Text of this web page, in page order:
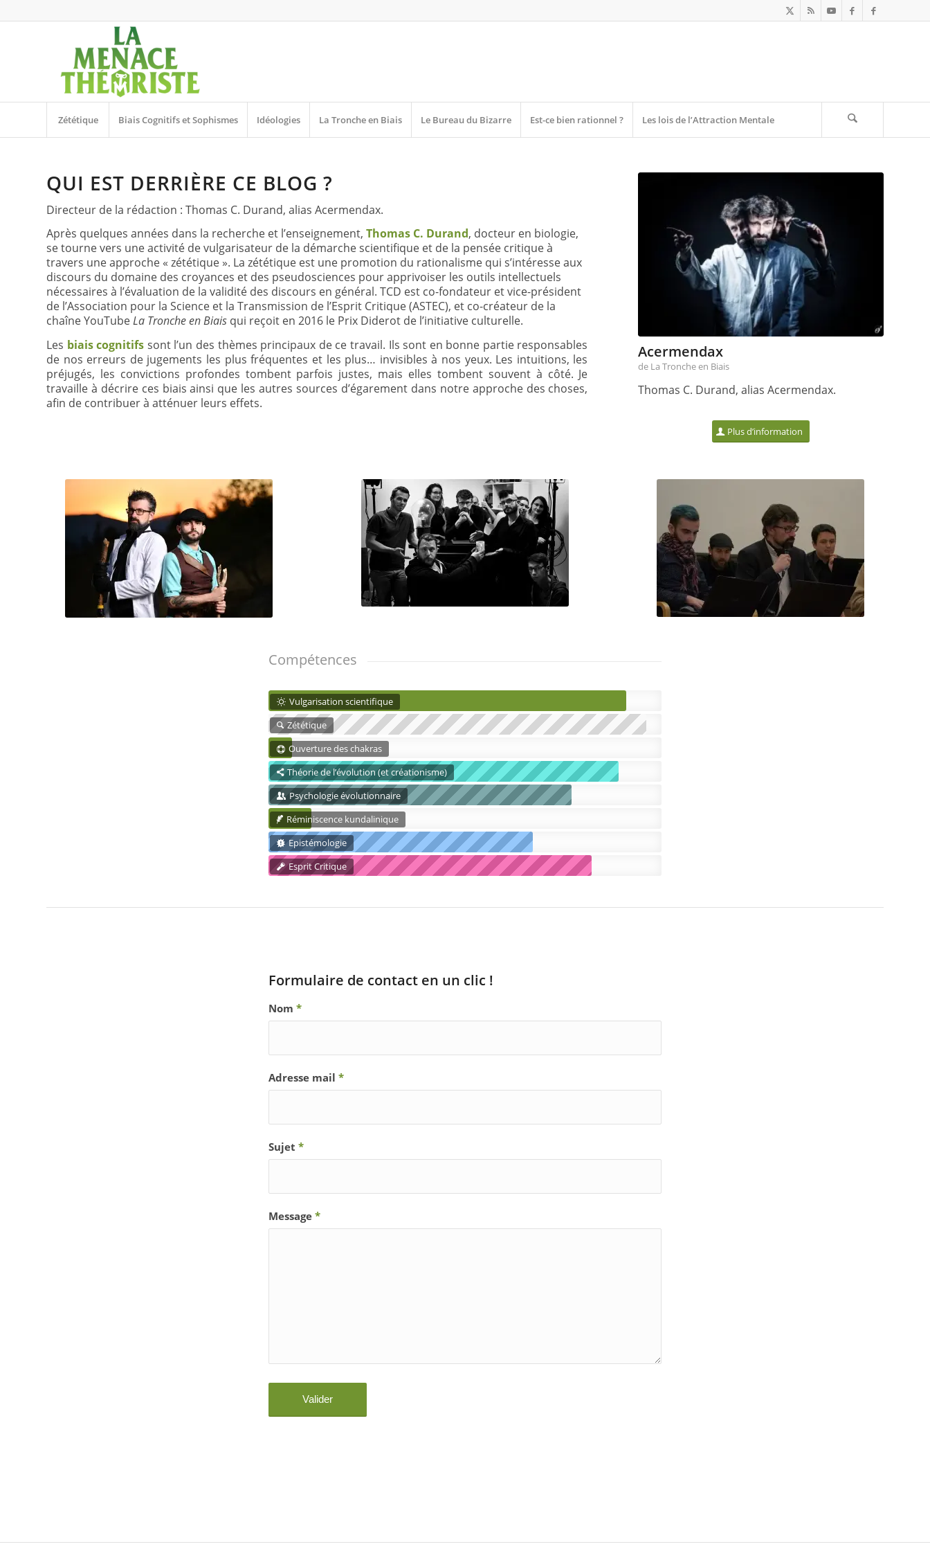
Zététique Biais Cognitifs et Sophismes Idéologies La Tronche en Biais Le Bureau du Bizarre Est-ce bien rationnel ? Les lois de l’Attraction Mentale
QUI EST DERRIÈRE CE BLOG ?
Directeur de la rédaction : Thomas C. Durand, alias Acermendax.
Après quelques années dans la recherche et l’enseignement, Thomas C. Durand, docteur en biologie,
se tourne vers une activité de vulgarisateur de la démarche scientifique et de la pensée critique à
travers une approche « zététique ». La zététique est une promotion du rationalisme qui s’intéresse aux
discours du domaine des croyances et des pseudosciences pour apprivoiser les outils intellectuels
nécessaires à l’évaluation de la validité des discours en général. TCD est co-fondateur et vice-président
de l’Association pour la Science et la Transmission de l’Esprit Critique (ASTEC), et co-créateur de la
chaîne YouTubeLa Tronche en Biais qui reçoit en 2016 le Prix Diderot de l’initiative culturelle.
Les biais cognitifs sont l’un des thèmes principaux de ce travail. Ils sont en bonne partie responsables
de nos erreurs de jugements les plus fréquentes et les plus… invisibles à nos yeux. Les intuitions, les
préjugés, les convictions profondes tombent parfois justes, mais elles tombent souvent à côté. Je
travaille à décrire ces biais ainsi que les autres sources d’égarement dans notre approche des choses,
afin de contribuer à atténuer leurs effets.
Acermendax
de La Tronche en Biais
Thomas C. Durand, alias Acermendax.
Plus d’information
Compétences
Vulgarisation scientifique
Zététique
Ouverture des chakras
Théorie de l’évolution (et créationisme)
Psychologie évolutionnaire
Réminiscence kundalinique
Epistémologie
Esprit Critique
Formulaire de contact en un clic !
Nom *
Adresse mail *
Sujet *
Message *